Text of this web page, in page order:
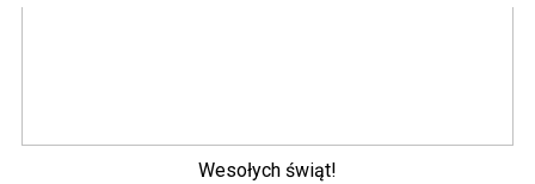
Wesołych świąt!